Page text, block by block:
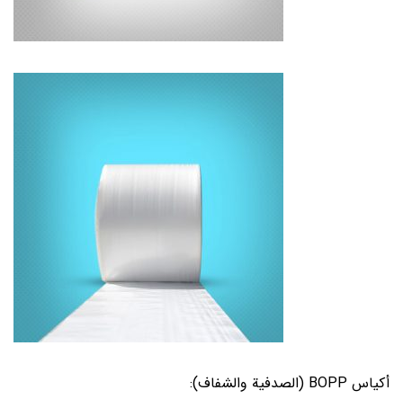
أکیاس BOPP (الصدفیة والشفاف):